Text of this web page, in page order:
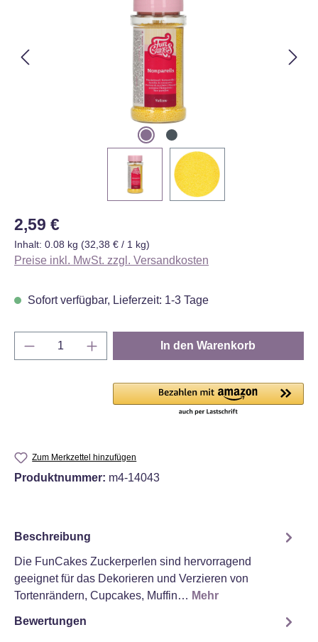
Regulärer Preis:
2,59 €
Inhalt: 0.08 kg (32,38 € / 1 kg)
Preise inkl. MwSt. zzgl. Versandkosten
Sofort verfügbar, Lieferzeit: 1-3 Tage
Produkt Anzahl: Gib den gewünschten
In den Warenkorb
Zum Merkzettel hinzufügen
Produktnummer: m4-14043
Beschreibung
Die FunCakes Zuckerperlen sind hervorragend
geeignet für das Dekorieren und Verzieren von
Tortenrändern, Cupcakes, Muffin… Mehr
Bewertungen